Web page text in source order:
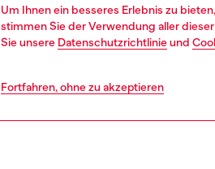
Um Ihnen ein besseres Erlebnis zu
stimmen Sie der Verwendung aller
Sie unsere Datenschutzrichtlinieund
Fortfahren, ohne zu akzeptieren